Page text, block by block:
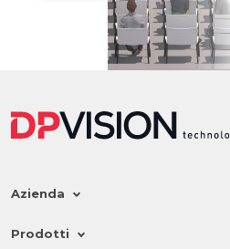
Azienda
Prodotti